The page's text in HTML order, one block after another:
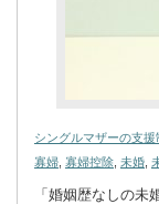
シングルマザーの支
寡婦 寡婦控除 未婚
「婚姻歴なしの